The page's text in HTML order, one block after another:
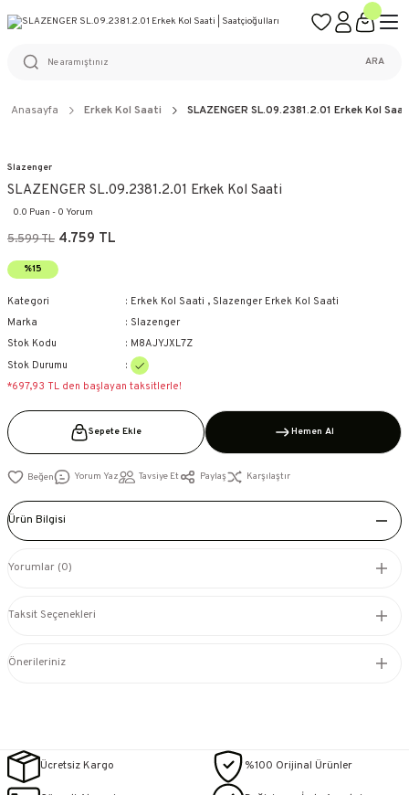
%100 ORİJİNAL ÜRÜN GARANTİSİ
ARA
Anasayfa Erkek Kol Saati SLAZENGER SL.09.2381.2.01 Erkek Kol
Slazenger
SLAZENGER SL.09.2381.2.01 Erkek Kol Saati
0.0 Puan - 0 Yorum
5.599 TL 4.759 TL
%15
Kategori Erkek Kol Saati , Slazenger Erkek Kol Saati
Marka
Slazenger
Stok Kodu
M8AJYJXL7Z
Stok Durumu
*697,93 TL den başlayan taksitlerle!
Sepete Ekle Hemen Al
Yorum Yaz Tavsiye Et Paylaş Karşılaştır
Ürün Bilgisi
Yorumlar (0)
Taksit Seçenekleri
Önerileriniz
Ücretsiz Kargo %100 Orijinal Ürünler